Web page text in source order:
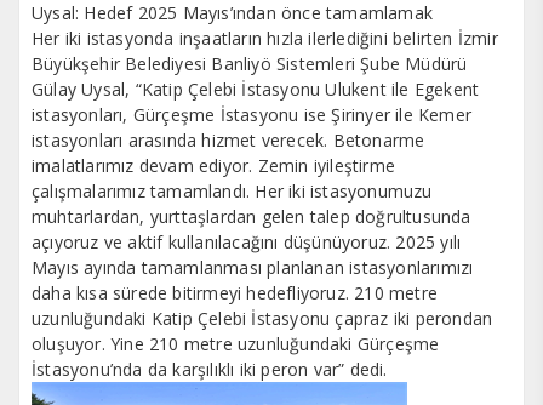
Uysal: Hedef 2025 Mayıs’ından önce tamamlamak
Her iki istasyonda inşaatların hızla ilerlediğini belirten İzmir
Büyükşehir Belediyesi Banliyö Sistemleri Şube Müdürü
Gülay Uysal, “Katip Çelebi İstasyonu Ulukent ile Egekent
istasyonları, Gürçeşme İstasyonu ise Şirinyer ile Kemer
istasyonları arasında hizmet verecek. Betonarme
imalatlarımız devam ediyor. Zemin iyileştirme
çalışmalarımız tamamlandı. Her iki istasyonumuzu
muhtarlardan, yurttaşlardan gelen talep doğrultusunda
açıyoruz ve aktif kullanılacağını düşünüyoruz. 2025 yılı
Mayıs ayında tamamlanması planlanan istasyonlarımızı
daha kısa sürede bitirmeyi hedefliyoruz. 210 metre
uzunluğundaki Katip Çelebi İstasyonu çapraz iki perondan
oluşuyor. Yine 210 metre uzunluğundaki Gürçeşme
İstasyonu’nda da karşılıklı iki peron var” dedi.